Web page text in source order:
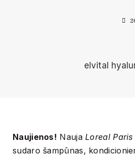
Naujienos! Nauja Loreal Paris
sudaro šampūnas,